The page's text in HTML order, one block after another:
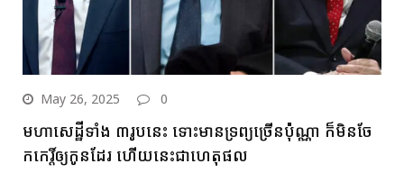
May 26, 2025 0
មហាសេដ្ឋីទាំង ៣រូបនេះ ទោះមានទ្រព្យច្រើនប៉ុណ្ណា ក៏មិនចែ
កកេរ្តិ៍ឲ្យកូនដែរ ហើយនេះជាហេតុផល